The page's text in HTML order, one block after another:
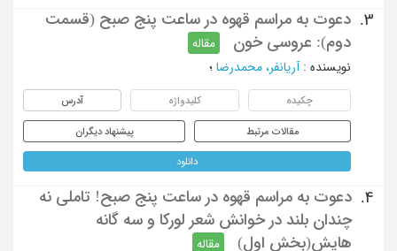
3.
دعوت به مراسم قهوه در ساعت پنج صبح (قسمت
دوم): عروسی خون
مقاله
نویسنده : آریانفر، محمدرضا ؛
چکیده کلیدواژه آدرس
مقالات مرتبط پیشنهاد دیگران
دانلود
4.
دعوت به مراسم قهوه در ساعت پنج صبح! تاملی نه
چندان بلند در خوانش شعر لورکا و سه گانه
هایش(بخش اول)
مقاله